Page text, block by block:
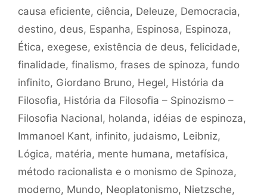
causa eficiente, ciência, Deleuze, Democracia,
destino, deus, Espanha, Espinosa, Espinoza,
Ética, exegese, existência de deus, felicidade,
finalidade, finalismo, frases de spinoza, fundo
infinito, Giordano Bruno, Hegel, História da
Filosofia, História da Filosofia – Spinozismo –
Filosofia Nacional, holanda, idéias de espinoza,
Immanoel Kant, infinito, judaismo, Leibniz,
Lógica, matéria, mente humana, metafísica,
método racionalista e o monismo de Spinoza,
moderno, Mundo, Neoplatonismo, Nietzsche,